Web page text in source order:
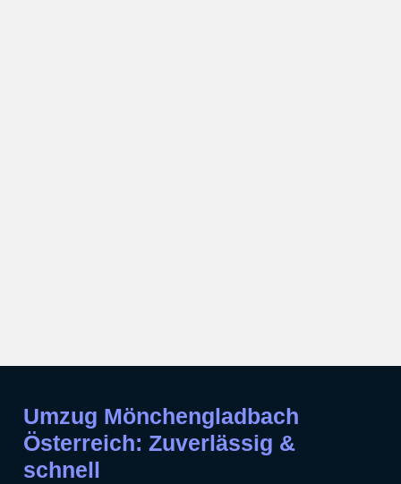
Umzug Mönchengladbach
Österreich: Zuverlässig &
schnell